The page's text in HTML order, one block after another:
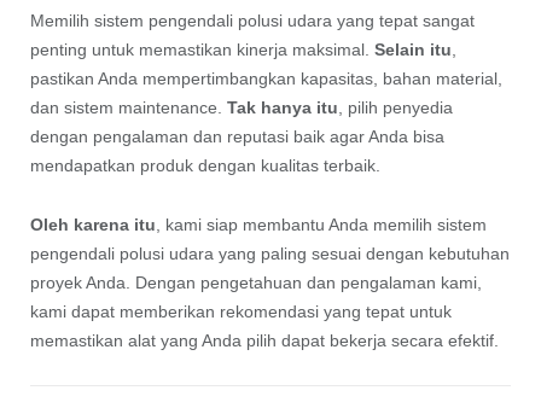
Memilih sistem pengendali polusi udara yang tepat sangat
penting untuk memastikan kinerja maksimal. Selain itu
pastikan Anda mempertimbangkan kapasitas, bahan material,
dan sistem maintenance. Tak hanya itu , pilih penyedia
dengan pengalaman dan reputasi baik agar Anda bisa
mendapatkan produk dengan kualitas terbaik.
Oleh karena itu , kami siap membantu Anda memilih sistem
pengendali polusi udara yang paling sesuai dengan kebutuhan
proyek Anda. Dengan pengetahuan dan pengalaman kami,
kami dapat memberikan rekomendasi yang tepat untuk
memastikan alat yang Anda pilih dapat bekerja secara efektif.